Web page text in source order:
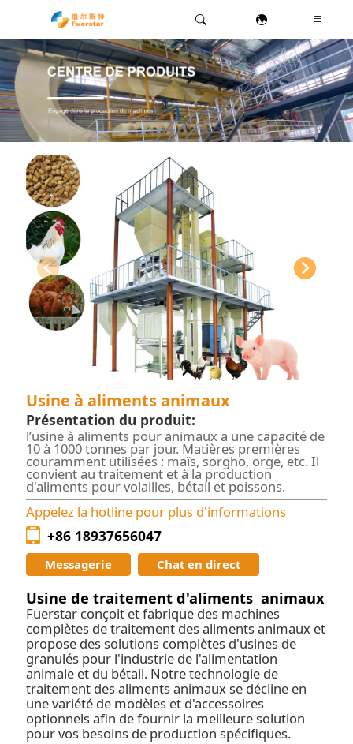
Usine à aliments animaux
Présentation du produit:
l’usine à aliments pour animaux a une capacité de
10 à 1000 tonnes par jour. Matières premières
couramment utilisées : maïs, sorgho, orge, etc. Il
convient au traitement et à la production
d'aliments pour volailles, bétail et poissons.
Appelez la hotline pour plus d'informations
+86 18937656047
Messagerie Chat en direct
Usine de traitement d'aliments animaux
Fuerstar conçoit et fabrique des machines
complètes de traitement des aliments animaux et
propose des solutions complètes d'usines de
granulés pour l'industrie de l'alimentation
animale et du bétail. Notre technologie de
traitement des aliments animaux se décline en
une variété de modèles et d'accessoires
optionnels afin de fournir la meilleure solution
pour vos besoins de production spécifiques.